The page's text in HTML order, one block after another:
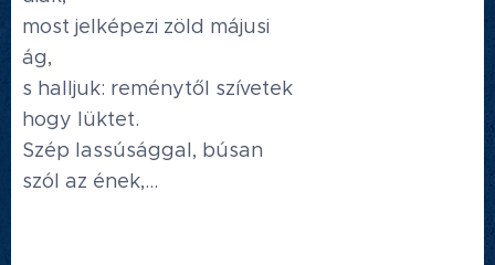
most jelképezi zöld májusi
ág,
s halljuk: reménytől szívetek
hogy lüktet.
Szép lassúsággal, búsan
szól az ének,...